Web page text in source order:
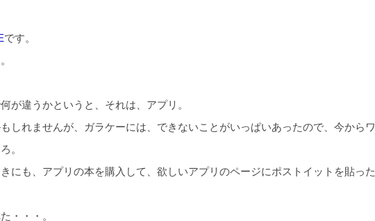
です。
が違うかというと、それは、アプリ。
しれませんが、ガラケーには、できないことがいっぱいあったので、今からワ
。
にも、アプリの本を購入して、欲しいアプリのページにポストイットを貼った
・・・。